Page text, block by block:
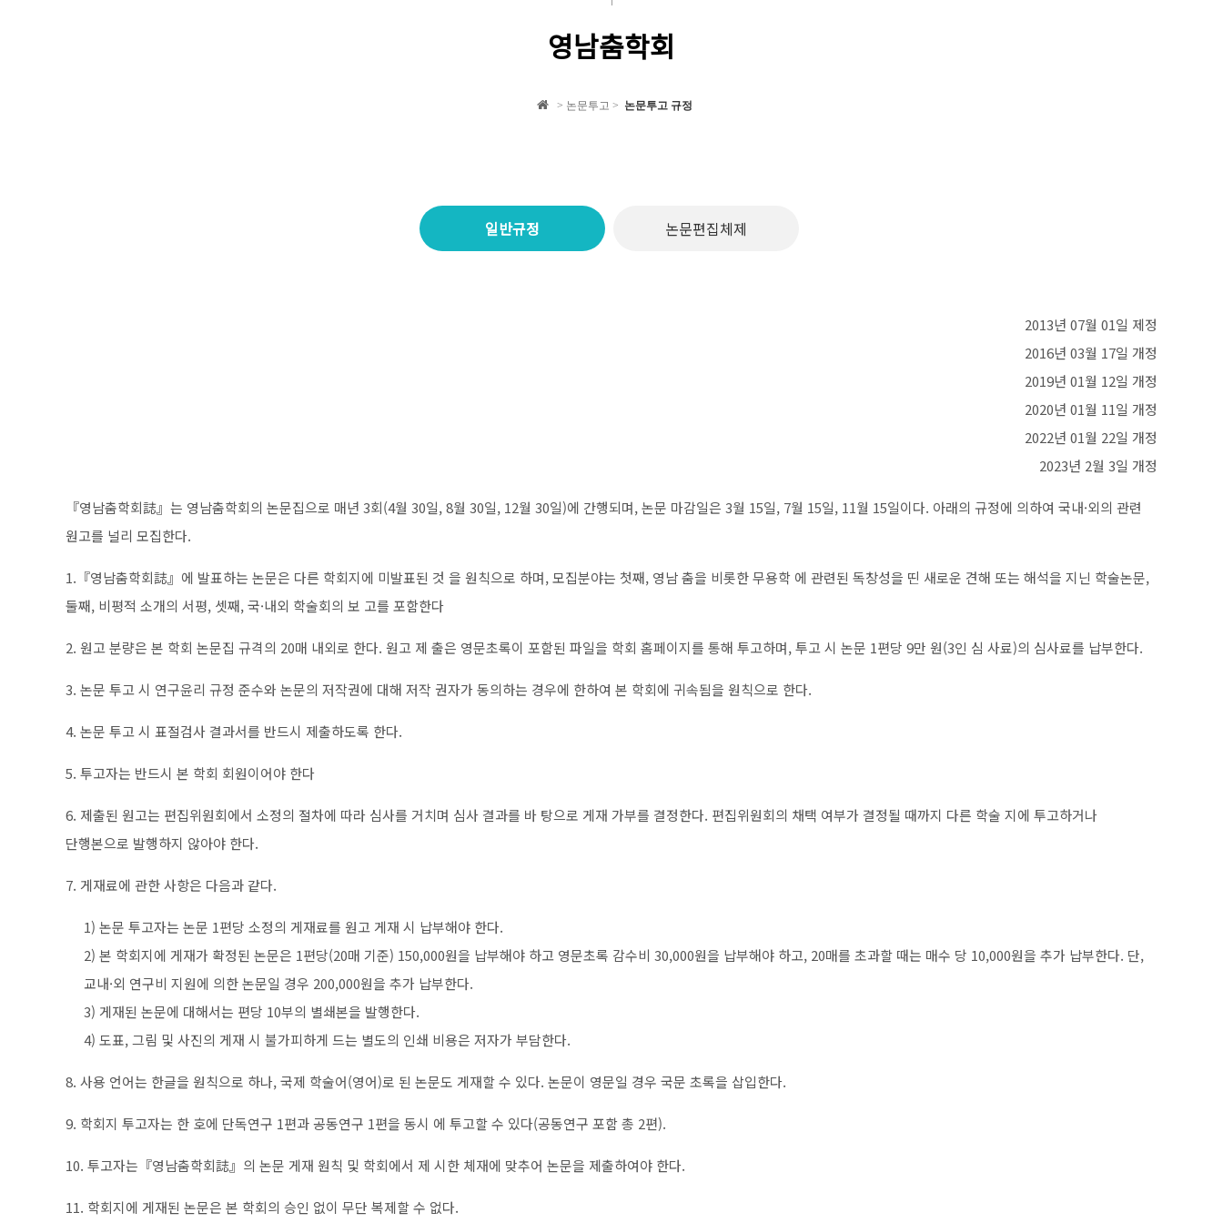
영남춤학회
> 논문투고 > 논문투고 규정
일반규정 논문편집체제
2013년 07월 01일 제정
2016년 03월 17일 개정
2019년 01월 12일 개정
2020년 01월 11일 개정
2022년 01월 22일 개정
2023년 2월 3일 개정
『영남춤학회誌』는 영남춤학회의 논문집으로 매년 3회(4월 30일, 8월 30일, 12월 30일)에 간행되며, 논문 마감일은 3월 15일, 7월 15일, 11월 15일이다. 아래의 규정에 의하여 국내·외의 관련
원고를 널리 모집한다.
1.『영남춤학회誌』에 발표하는 논문은 다른 학회지에 미발표된 것 을 원칙으로 하며, 모집분야는 첫째, 영남 춤을 비롯한 무용학 에 관련된 독창성을 띤 새로운 견해 또는 해석을 지닌 학술논문,
둘째, 비평적 소개의 서평, 셋째, 국·내외 학술회의 보 고를 포함한다
2. 원고 분량은 본 학회 논문집 규격의 20매 내외로 한다. 원고 제 출은 영문초록이 포함된 파일을 학회 홈페이지를 통해 투고하며, 투고 시 논문 1편당 9만 원(3인 심 사료)의 심사료를 납부한다.
3. 논문 투고 시 연구윤리 규정 준수와 논문의 저작권에 대해 저작 권자가 동의하는 경우에 한하여 본 학회에 귀속됨을 원칙으로 한다.
4. 논문 투고 시 표절검사 결과서를 반드시 제출하도록 한다.
5. 투고자는 반드시 본 학회 회원이어야 한다
6. 제출된 원고는 편집위원회에서 소정의 절차에 따라 심사를 거치며 심사 결과를 바 탕으로 게재 가부를 결정한다. 편집위원회의 채택 여부가 결정될 때까지 다른 학술 지에 투고하거나
단행본으로 발행하지 않아야 한다.
7. 게재료에 관한 사항은 다음과 같다.
1) 논문 투고자는 논문 1편당 소정의 게재료를 원고 게재 시 납부해야 한다.
2) 본 학회지에 게재가 확정된 논문은 1편당(20매 기준) 150,000원을 납부해야 하고 영문초록 감수비 30,000원을 납부해야 하고, 20매를 초과할 때는 매수 당 10,000원을 추가 납부한다. 단,
교내·외 연구비 지원에 의한 논문일 경우 200,000원을 추가 납부한다.
3) 게재된 논문에 대해서는 편당 10부의 별쇄본을 발행한다.
4) 도표, 그림 및 사진의 게재 시 불가피하게 드는 별도의 인쇄 비용은 저자가 부담한다.
8. 사용 언어는 한글을 원칙으로 하나, 국제 학술어(영어)로 된 논문도 게재할 수 있다. 논문이 영문일 경우 국문 초록을 삽입한다.
9. 학회지 투고자는 한 호에 단독연구 1편과 공동연구 1편을 동시 에 투고할 수 있다(공동연구 포함 총 2편).
10. 투고자는『영남춤학회誌』의 논문 게재 원칙 및 학회에서 제 시한 체재에 맞추어 논문을 제출하여야 한다.
11. 학회지에 게재된 논문은 본 학회의 승인 없이 무단 복제할 수 없다.